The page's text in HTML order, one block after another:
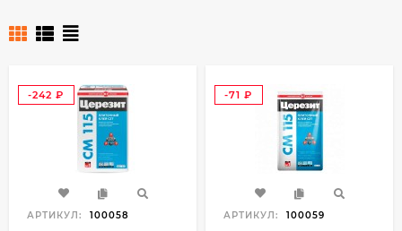
-242
АРТИКУЛ: 100058
-71
АРТИКУЛ: 100059